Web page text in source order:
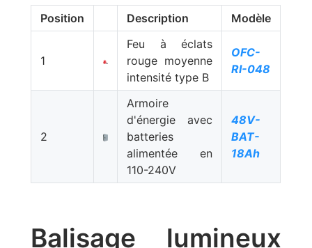
Position Description Modèle
1
Feu à éclats
rouge moyenne
intensité type B
OFC-
RI-048
2
Armoire
d'énergie avec
batteries
alimentée en
110-240V
48V-
BAT-
18Ah
Balisage lumineux